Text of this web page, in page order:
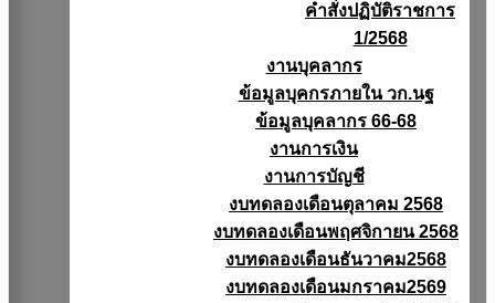
คำสั่งปฏิบัติราชการ
1/2568
งานบุคลากร
ข้อมูลบุคกรภายใน วก.นฐ
ข้อมูลบุคลากร 66-68
งานการเงิน
งานการบัญชี
งบทดลองเดือนตุลาคม 2568
งบทดลองเดือนพฤศจิกายน 2568
งบทดลองเดือนธันวาคม2568
งบทดลองเดือนมกราคม2569